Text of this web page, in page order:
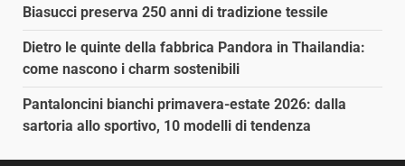
Biasucci preserva 250 anni di tradizione tessile
Dietro le quinte della fabbrica Pandora in Thailandia:
come nascono i charm sostenibili
Pantaloncini bianchi primavera-estate 2026: dalla
sartoria allo sportivo, 10 modelli di tendenza